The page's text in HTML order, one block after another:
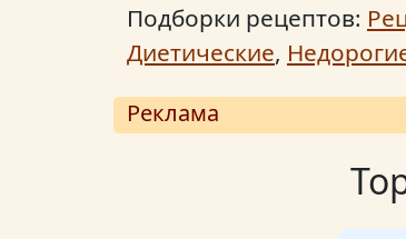
Подборки рецептов:
Диетические,
Реклама